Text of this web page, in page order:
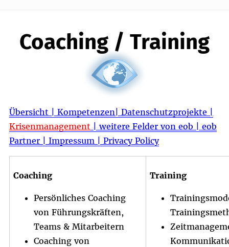
Coaching / Training
Übersicht | Kompetenzen Datenschutzprojekte
Krisenmanagement |weitere Felder von eob
eob
Partner | Impressum Privacy Policy
Coaching
Persönliches Coaching
von Führungskräften,
Teams & Mitarbeitern
Coaching von
Training